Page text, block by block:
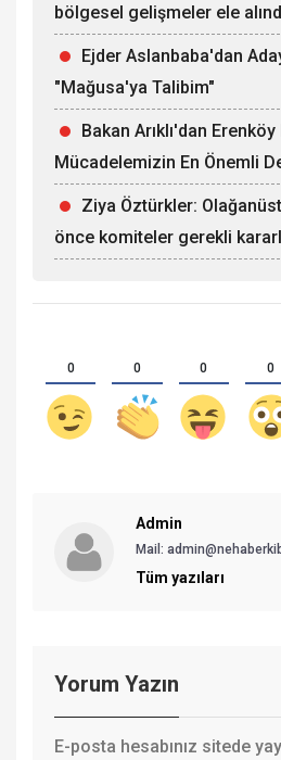
bölgesel gelişmeler ele
Ejder Aslanbaba'dan
"Mağusa'ya Talibim"
Bakan Arıklı'dan
Mücadelemizin En Önemli
Ziya Öztürkler:
önce komiteler gerekli
0 0 0 0
Admin
Mail:
Tüm yazıları
Yorum Yazın
E-posta hesabınız sitede